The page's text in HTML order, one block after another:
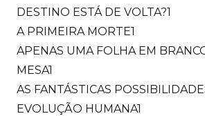
DESTINO ESTÁ DE VOLTA?1
A PRIMEIRA MORTE1
APENAS UMA FOLHA EM
MESA1
AS FANTÁSTICAS
EVOLUÇÃO HUMANA1